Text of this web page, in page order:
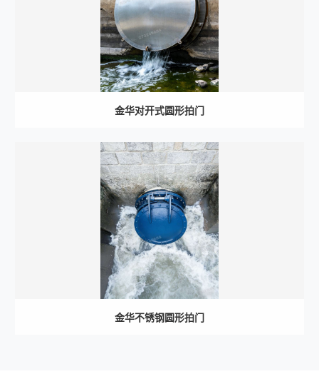
金华对开式圆形拍门
金华不锈钢圆形拍门